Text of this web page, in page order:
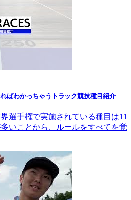
ばわかっちゃうトラック競技種目紹介
選手権で実施されている種目は11
いことから、ルールをすべてを覚